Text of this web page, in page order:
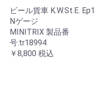
ビール貨車 K.W.St.E. Ep1
Nゲージ
MINITRIX 製品番
号:tr18994
￥8,800 税込